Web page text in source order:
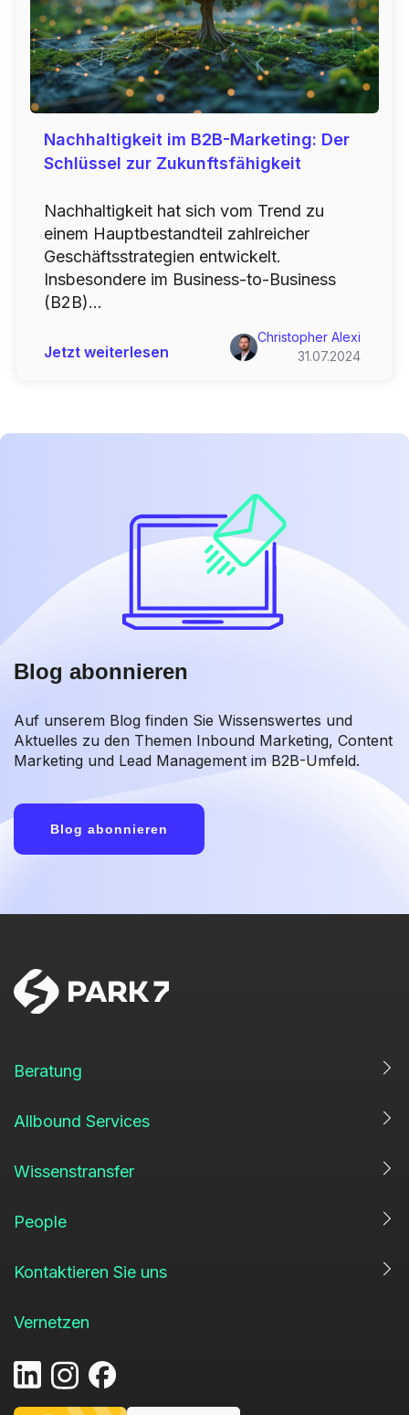
Nachhaltigkeit im B2B-Marketing: Der
Schlüssel zur Zukunftsfähigkeit
Christopher Alexi
31.07.2024
Nachhaltigkeit hat sich vom Trend zu
einem Hauptbestandteil zahlreicher
Geschäftsstrategien entwickelt.
Insbesondere im Business-to-Business
(B2B)...
Jetzt weiterlesen
Blog abonnieren
Auf unserem Blog finden Sie Wissenswertes und
Aktuelles zu den Themen Inbound Marketing, Content
Marketing und Lead Management im B2B-Umfeld.
Blog abonnieren
Beratung
Allbound Services
Wissenstransfer
People
Kontaktieren Sie uns
Vernetzen